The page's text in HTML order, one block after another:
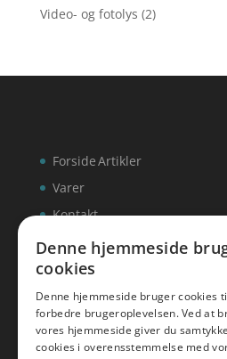
Video- og fotolys (2)
Forside
Varer
Kontakt
Artikler
inks
Tlf: 7876 8672
Denne hjemmeside
cookies
Denne hjemmeside bruger cookies
forbedre brugeroplevelsen. Ved at
vores hjemmeside giver du
cookies i overensstemmelse med